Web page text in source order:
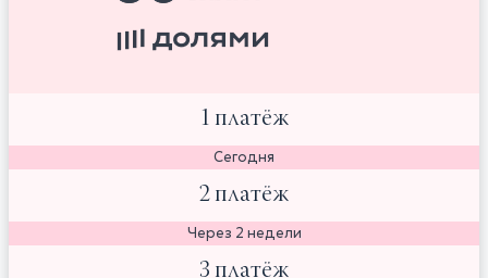
1 платёж
Сегодня
2 платёж
Через 2 недели
3 платёж